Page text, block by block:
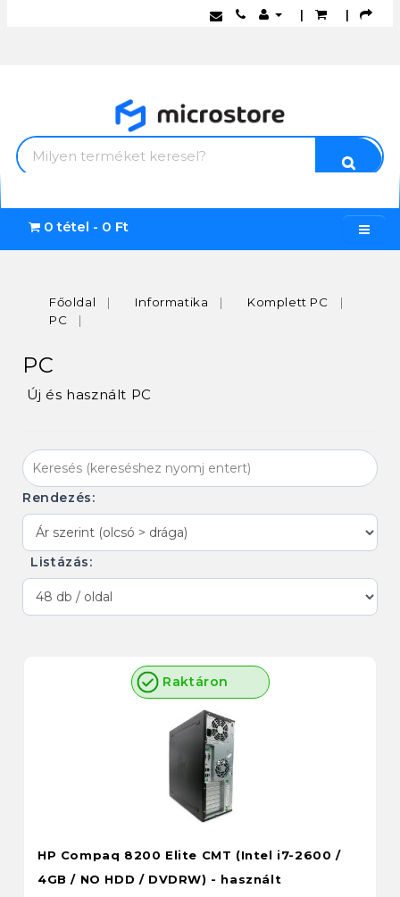
| |
0 tétel - 0 Ft
Főoldal Informatika
Komplett PC
PC
PC
Új és használt PC
Rendezés:
Listázás:
Raktáron
HP Compaq 8200 Elite CMT (Intel i7-2600 /
4GB / NO HDD / DVDRW) - használt